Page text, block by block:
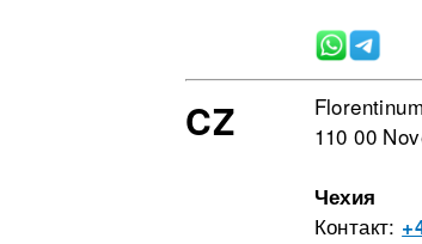
CZ
110 00
Чехия
Контакт: